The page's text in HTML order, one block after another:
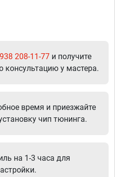
208-11-77 и получите
консультацию у мастера.
время и приезжайте
чип тюнинга.
на 1-3 часа для